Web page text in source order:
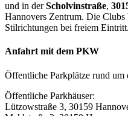
und in derScholvinstraße,
Hannovers Zentrum. Die
Stilrichtungen bei freiem Eintritt.
Anfahrt mit dem PKW
Öffentliche Parkplätze rund um
Öffentliche Parkhäuser:
Lützowstraße 3, 30159